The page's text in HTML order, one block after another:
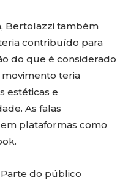
Bertolazzi também
contribuído para
do que é considerado
teria
estéticas e
As falas
plataformas como
do público